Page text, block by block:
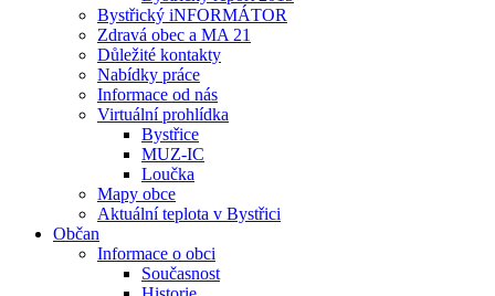
Bystřický iNFORMÁTOR
Zdravá obec a MA 21
Důležité kontakty
Nabídky práce
Informace od nás
Virtuální prohlídka
Bystřice
MUZ-IC
Loučka
Mapy obce
Aktuální teplota v Bystřici
Občan
Informace o obci
Současnost